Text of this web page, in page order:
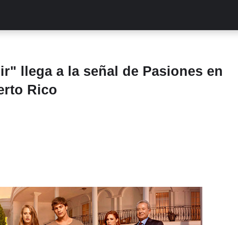
llega a la señal de Pasiones en
Rico